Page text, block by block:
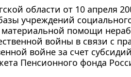
области от 10 апреля
учреждений
материальной помощи
войны в связи с
войне за счет
Пенсионного фонда